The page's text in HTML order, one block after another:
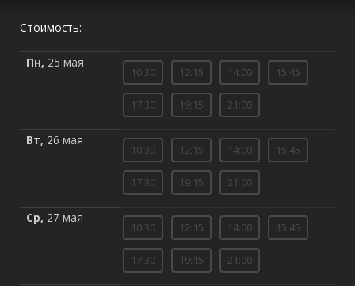
Стоимость:
Пн, 25 мая
10:30 12:15 14:00 15:45
17:30 19:15 21:00
Вт, 26 мая
10:30 12:15 14:00 15:45
17:30 19:15 21:00
Ср, 27 мая
10:30 12:15 14:00 15:45
17:30 19:15 21:00